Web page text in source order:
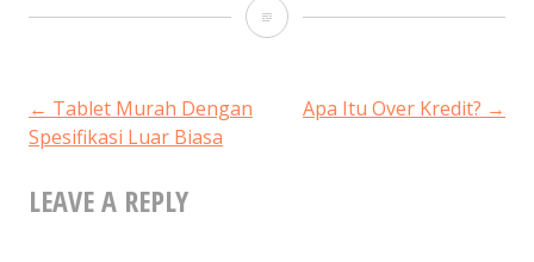
5
POST
NAVIGATION
← Tablet Murah Dengan
Spesifikasi Luar Biasa
Apa Itu Over Kredit? →
LEAVE A REPLY